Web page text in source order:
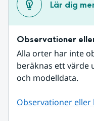
Lär dig
Observationer
Alla orter har inte
beräknas ett värde
och modelldata.
Observationer eller